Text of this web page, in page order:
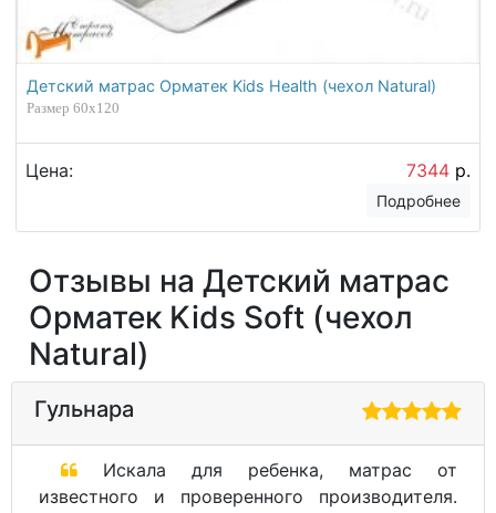
Детский матрас Орматек Kids Health (чехол Natural)
Размер 60х120
Цена: 7344 р.
Подробнее
Отзывы на Детский матрас
Орматек Kids Soft (чехол
Natural)
Гульнара
Искала для ребенка, матрас от
известного и проверенного производителя.